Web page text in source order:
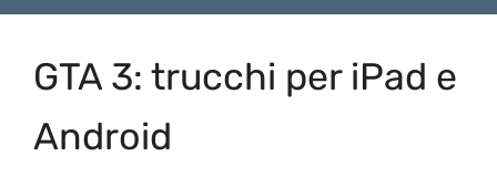
GTA 3: trucchi per iPad e
Android